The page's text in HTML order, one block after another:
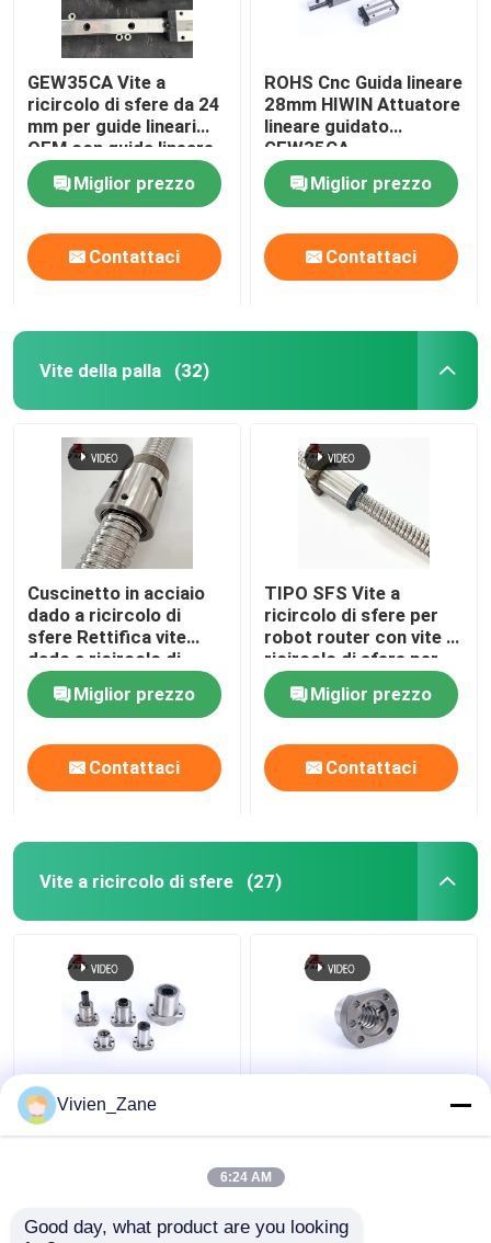
GEW35CA Vite a
ricircolo di sfere da 24
mm per guide lineari
OEM con guida lineare
Miglior prezzo
Contattaci
ROHS Cnc Guida lineare
28mm HIWIN Attuatore
lineare guidato
GEW35CA
Miglior prezzo
Contattaci
Vite della palla (32)
Cuscinetto in acciaio
dado a ricircolo di
sfere Rettifica vite
dado a ricircolo di
sfere da 4 mm
Miglior prezzo
Contattaci
TIPO SFS Vite a
ricircolo di sfere per
robot router con vite a
ricircolo di sfere per
impieghi gravosi 3000
mm
Miglior prezzo
Contattaci
Vite a ricircolo di sfere (27)
SF STYPE Vite a
ricircolo di sfere in
filettatura rullata
Vivien_Zane
6:24 AM
Good day, what product are you looking